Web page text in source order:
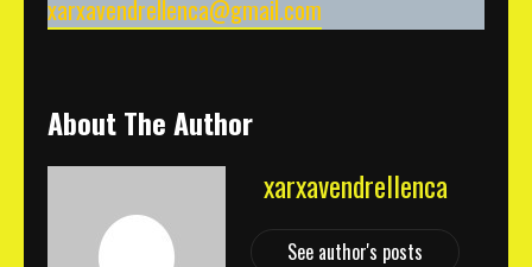
xarxavendrellenca@gmail.com
About The Author
xarxavendrellenca
See author's posts